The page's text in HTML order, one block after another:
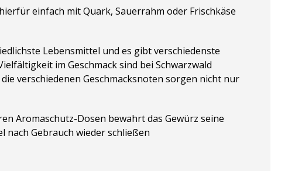
einfach mit Quark, Sauerrahm oder Frischkäse
Lebensmittel und es gibt verschiedenste
im Geschmack sind bei Schwarzwald
verschiedenen Geschmacksnoten sorgen nicht nur
Aromaschutz-Dosen bewahrt das Gewürz seine
nach Gebrauch wieder schließen